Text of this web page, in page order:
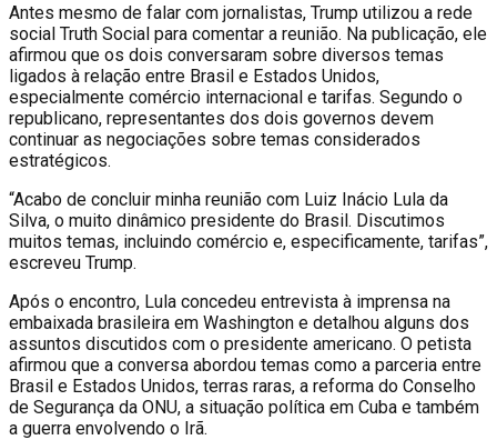
Antes mesmo de falar com jornalistas, Trump utilizou a rede
social Truth Social para comentar a reunião. Na publicação, ele
afirmou que os dois conversaram sobre diversos temas
ligados à relação entre Brasil e Estados Unidos,
especialmente comércio internacional e tarifas. Segundo o
republicano, representantes dos dois governos devem
continuar as negociações sobre temas considerados
estratégicos.
“Acabo de concluir minha reunião com Luiz Inácio Lula da
Silva, o muito dinâmico presidente do Brasil. Discutimos
muitos temas, incluindo comércio e, especificamente, tarifas”,
escreveu Trump.
Após o encontro, Lula concedeu entrevista à imprensa na
embaixada brasileira em Washington e detalhou alguns dos
assuntos discutidos com o presidente americano. O petista
afirmou que a conversa abordou temas como a parceria entre
Brasil e Estados Unidos, terras raras, a reforma do Conselho
de Segurança da ONU, a situação política em Cuba e também
a guerra envolvendo o Irã.